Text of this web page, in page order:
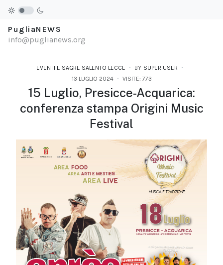
PugliaNEWS
info@puglianews.org
EVENTI E SAGRE SALENTO LECCE BY SUPER USER
13 LUGLIO 2024
VISITE: 773
15 Luglio, Presicce-Acquarica:
conferenza stampa Origini Music
Festival